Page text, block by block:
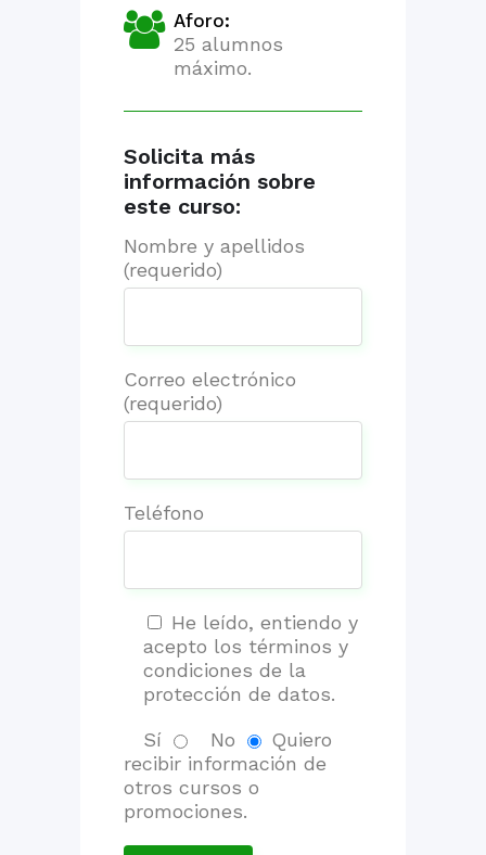
Aforo:
25 alumnos
máximo.
Solicita más
información sobre
este curso:
Nombre y apellidos
(requerido)
Correo electrónico
(requerido)
Teléfono
He leído, entiendo y
acepto los términos y
condiciones de la
protección de datos.
Sí
No
Quiero
recibir información de
otros cursos o
promociones.